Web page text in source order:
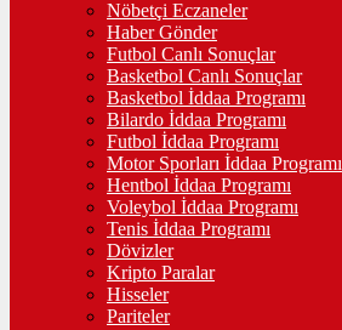
Nöbetçi Eczaneler
Haber Gönder
Futbol Canlı Sonuçlar
Basketbol Canlı Sonuçlar
Basketbol İddaa Programı
Bilardo İddaa Programı
Futbol İddaa Programı
Motor Sporları İddaa Programı
Hentbol İddaa Programı
Voleybol İddaa Programı
Tenis İddaa Programı
Dövizler
Kripto Paralar
Hisseler
Pariteler